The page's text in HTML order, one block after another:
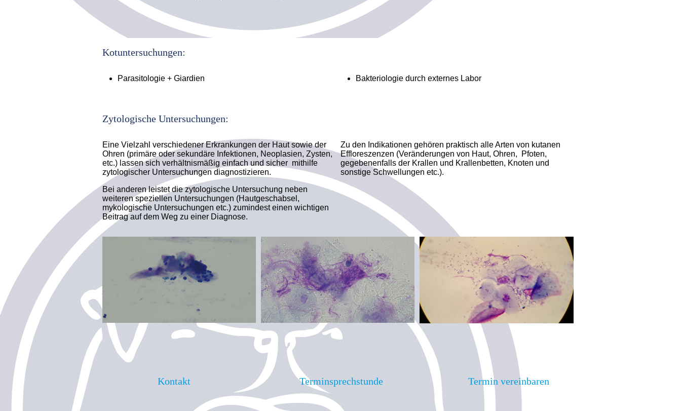
Kotuntersuchungen:
Parasitologie + Giardien Bakteriologie durch externes Labor
Zytologische Untersuchungen:
Eine Vielzahl verschiedener Erkrankungen der Haut sowie der
Ohren (primäre oder sekundäre Infektionen, Neoplasien, Zysten,
etc.) lassen sich verhältnismäßig einfach und sicher mithilfe
zytologischer Untersuchungen diagnostizieren.
Bei anderen leistet die zytologische Untersuchung neben
weiteren speziellen Untersuchungen (Hautgeschabsel,
mykologische Unter­suchungen etc.) zumindest einen wichtigen
Beitrag auf dem Weg zu einer Diagnose.
Zu den Indikationen gehören praktisch alle Arten von kutanen
Effloreszenzen (Veränderungen von Haut, Ohren, Pfoten,
gegeben­en­falls der Krallen und Krallenbetten, Knoten und
sonstige Schwellungen etc.).
Kontakt Terminsprechstunde Termin vereinbaren